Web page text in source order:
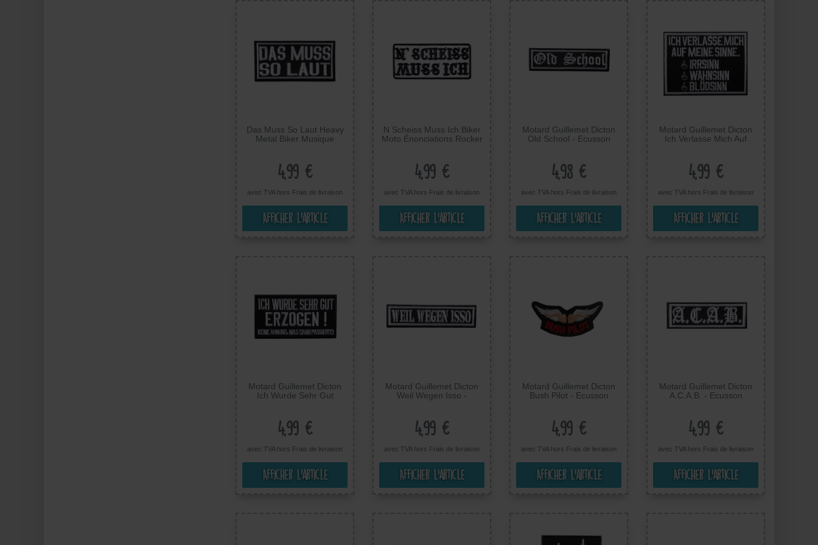
Das Muss So Laut Heavy
Metal Biker Musique
badges Appliques, Taille: 8
x 4 cm
4,99 €
avec TVA hors Frais de livraison
Afficher l’article
N Scheiss Muss Ich Biker
Moto Énonciations Rocker
Appliques, Taille: 9,5 x 4,2
cm
4,99 €
avec TVA hors Frais de livraison
Afficher l’article
Motard Guillemet Dicton
Old School - Ecusson
cm
4,98 €
avec TVA hors Frais de livraison
Afficher l’article
Motard Guillemet Dicton
Ich Verlasse Mich Auf
Ecusson Thermocollant
badges, Taille: 10 x 8 cm
4,99 €
avec TVA hors Frais de livraison
Afficher l’article
Motard Guillemet Dicton
Ich Wurde Sehr Gut
Ecusson Thermocollant
badges, Taille: 9,5 x 5,5
4,99 €
avec TVA hors Frais de livraison
Afficher l’article
Motard Guillemet Dicton
Weil Wegen Isso -
10 x 2,5 cm
4,99 €
avec TVA hors Frais de livraison
Afficher l’article
Motard Guillemet Dicton
Bush Pilot - Ecusson
cm
4,99 €
avec TVA hors Frais de livraison
Afficher l’article
Motard Guillemet Dicton
A.C.A.B. - Ecusson
4,99 €
avec TVA hors Frais de livraison
Afficher l’article